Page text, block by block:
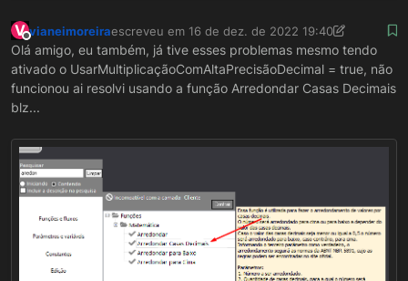
Após ativar esse parâmetro, basta você reiniciar o
Webrun e carregar novamente o sistema, assim
você terá o resultado que precisa.
V
Offline
vianeimoreiraescreveu em 16 de dez. de 2022 19:40
última edição por vianeimoreira
Olá amigo, eu também, já tive esses problemas mesmo tendo
ativado o UsarMultiplicaçãoComAltaPrecisãoDecimal = true, não
funcionou ai resolvi usando a função Arredondar Casas Decimais
blz...